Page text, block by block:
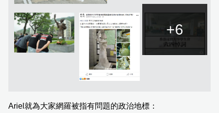
+6
Ariel就為大家網羅被指有問題的政治地標：